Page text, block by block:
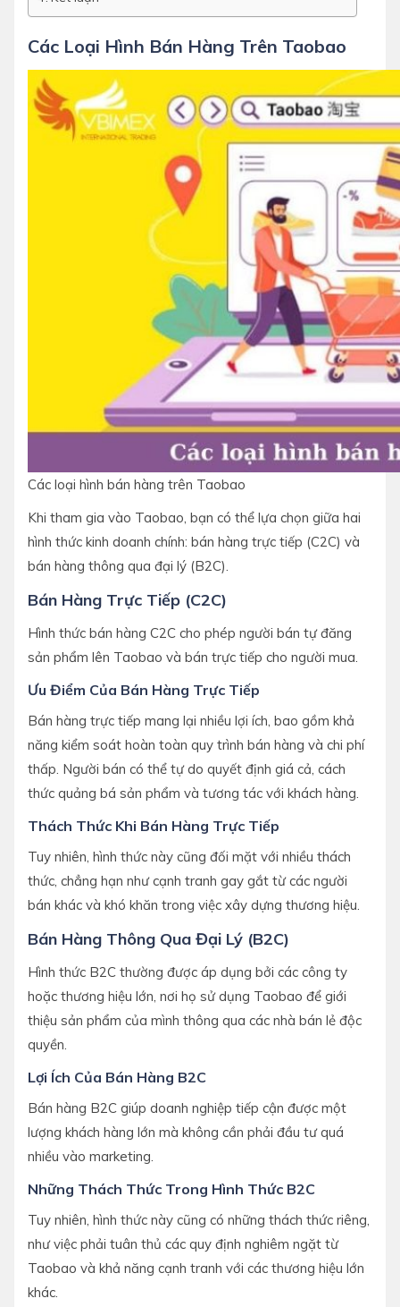
Các Loại Hình Bán Hàng Trên Taobao
Các loại hình bán hàng trên Taobao
Khi tham gia vào Taobao, bạn có thể lựa chọn giữa hai
hình thức kinh doanh chính: bán hàng trực tiếp (C2C) và
bán hàng thông qua đại lý (B2C).
Bán Hàng Trực Tiếp (C2C)
Hình thức bán hàng C2C cho phép người bán tự đăng
sản phẩm lên Taobao và bán trực tiếp cho người mua.
Ưu Điểm Của Bán Hàng Trực Tiếp
Bán hàng trực tiếp mang lại nhiều lợi ích, bao gồm khả
năng kiểm soát hoàn toàn quy trình bán hàng và chi phí
thấp. Người bán có thể tự do quyết định giá cả, cách
thức quảng bá sản phẩm và tương tác với khách hàng.
Thách Thức Khi Bán Hàng Trực Tiếp
Tuy nhiên, hình thức này cũng đối mặt với nhiều thách
thức, chẳng hạn như cạnh tranh gay gắt từ các người
bán khác và khó khăn trong việc xây dựng thương hiệu.
Bán Hàng Thông Qua Đại Lý (B2C)
Hình thức B2C thường được áp dụng bởi các công ty
hoặc thương hiệu lớn, nơi họ sử dụng Taobao để giới
thiệu sản phẩm của mình thông qua các nhà bán lẻ độc
quyền.
Lợi Ích Của Bán Hàng B2C
Bán hàng B2C giúp doanh nghiệp tiếp cận được một
lượng khách hàng lớn mà không cần phải đầu tư quá
nhiều vào marketing.
Những Thách Thức Trong Hình Thức B2C
Tuy nhiên, hình thức này cũng có những thách thức riêng,
như việc phải tuân thủ các quy định nghiêm ngặt từ
Taobao và khả năng cạnh tranh với các thương hiệu lớn
khác.